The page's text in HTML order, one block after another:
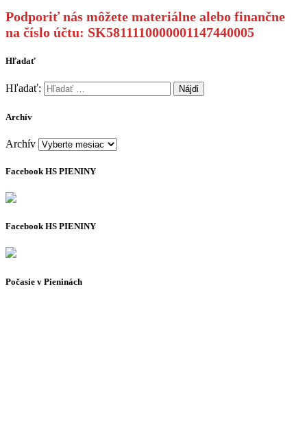
Podporiť nás môžete materiálne alebo finančne
na číslo účtu: SK5811110000001147440005
Hľadať
Hľadať:
Archív
Archív
Facebook HS PIENINY
Facebook HS PIENINY
Počasie v Pieninách